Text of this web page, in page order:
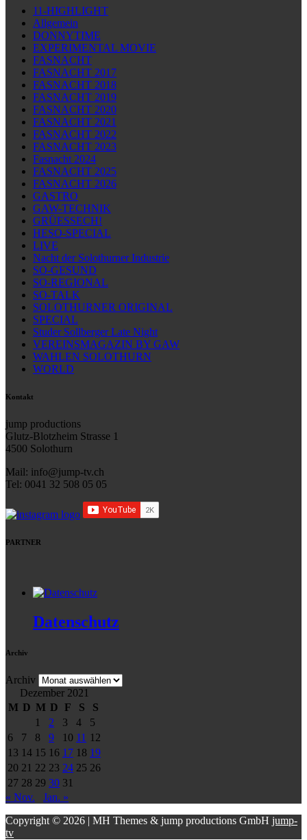
11-HIGHLIGHT
Allgemein
DONNYTIME
EXPERIMENTAL MOVIE
FASNACHT
FASNACHT 2017
FASNACHT 2018
FASNACHT 2019
FASNACHT 2020
FASNACHT 2021
FASNACHT 2022
FASNACHT 2023
Fasnacht 2024
FASNACHT 2025
FASNACHT 2026
GASTRO
GAW-TECHNIK
GRÜESSECH!
HESO-SPECIAL
LIVE
Nacht der Solothurner Industrie
SO-GESUND
SO-REGIONAL
SO-TALK
SOLOTHURNER ORIGINAL
SPECIAL
Studer Sollberger Late Night
VEREINSMAGAZIN BY GAW
WAHLEN SOLOTHURN
WORLD
Kontakt
jump productions
Glutz-Blotzheim Strasse 1
4500 Solothurn
Mail: info@jump-tv.ch
Tel: 0041 32 508 05 05
PARTNER
Datenschutz
Archiv
Archiv
Dezember 2021
M D M D F S
S
1
2 3 4
5
6
7 8 9 10 11 12
13 14 15 16 17 18 19
20 21 22 23 24 25 26
27 28 29 30 31
« Nov.
Jan. »
Copyright © 2026 | MH Themes & jump productions GmbH jump-
tv